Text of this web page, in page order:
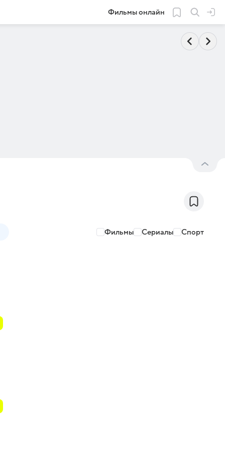
Фильмы онлайн
Фильмы Сериалы Спорт